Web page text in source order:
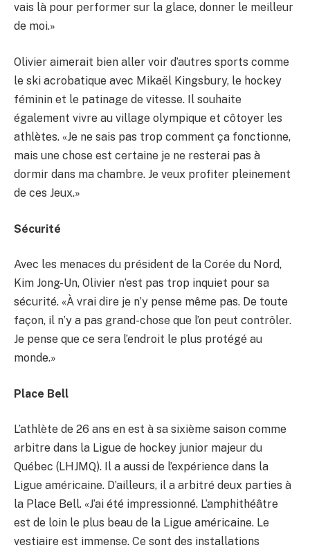
vais là pour performer sur la glace, donner le meilleur
de moi.»
Olivier aimerait bien aller voir d’autres sports comme
le ski acrobatique avec Mikaël Kingsbury, le hockey
féminin et le patinage de vitesse. Il souhaite
également vivre au village olympique et côtoyer les
athlètes. «Je ne sais pas trop comment ça fonctionne,
mais une chose est certaine je ne resterai pas à
dormir dans ma chambre. Je veux profiter pleinement
de ces Jeux.»
Sécurité
Avec les menaces du président de la Corée du Nord,
Kim Jong-Un, Olivier n’est pas trop inquiet pour sa
sécurité. «À vrai dire je n’y pense même pas. De toute
façon, il n’y a pas grand-chose que l’on peut contrôler.
Je pense que ce sera l’endroit le plus protégé au
monde.»
Place Bell
L’athlète de 26 ans en est à sa sixième saison comme
arbitre dans la Ligue de hockey junior majeur du
Québec (LHJMQ). Il a aussi de l’expérience dans la
Ligue américaine. D’ailleurs, il a arbitré deux parties à
la Place Bell. «J’ai été impressionné. L’amphithéâtre
est de loin le plus beau de la Ligue américaine. Le
vestiaire est immense. Ce sont des installations